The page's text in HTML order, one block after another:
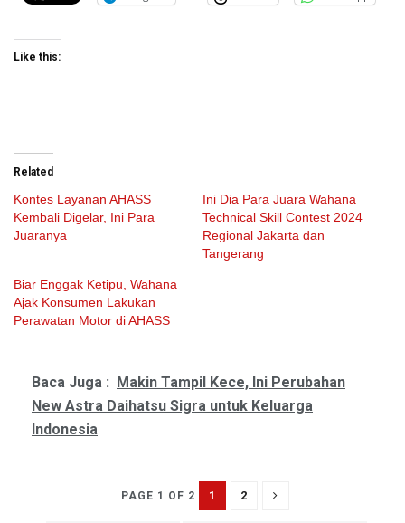
Like this:
Related
Kontes Layanan AHASS
Kembali Digelar, Ini Para
Juaranya
Ini Dia Para Juara Wahana
Technical Skill Contest 2024
Regional Jakarta dan
Tangerang
Biar Enggak Ketipu, Wahana
Ajak Konsumen Lakukan
Perawatan Motor di AHASS
Baca Juga : Makin Tampil Kece, Ini Perubahan
New Astra Daihatsu Sigra untuk Keluarga
Indonesia
PAGE 1 OF 2 1 2